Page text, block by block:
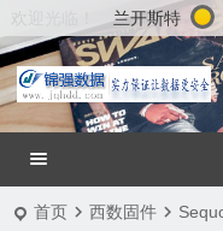
兰开斯特
首页 西数固件